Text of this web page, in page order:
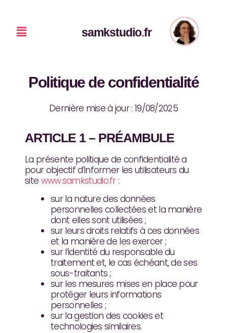
samkstudio.fr
Menu
Politique de confidentialité
Dernière mise à jour : 19/08/2025
ARTICLE 1 – PRÉAMBULE
La présente politique de confidentialité a
pour objectif d’informer les utilisateurs du
site www.samkstudio.fr:
sur la nature des données
personnelles collectées et la manière
dont elles sont utilisées ;
sur leurs droits relatifs à ces données
et la manière de les exercer ;
sur l’identité du responsable du
traitement et, le cas échéant, de ses
sous-traitants ;
sur les mesures mises en place pour
protéger leurs informations
personnelles ;
sur la gestion des cookies et
technologies similaires.